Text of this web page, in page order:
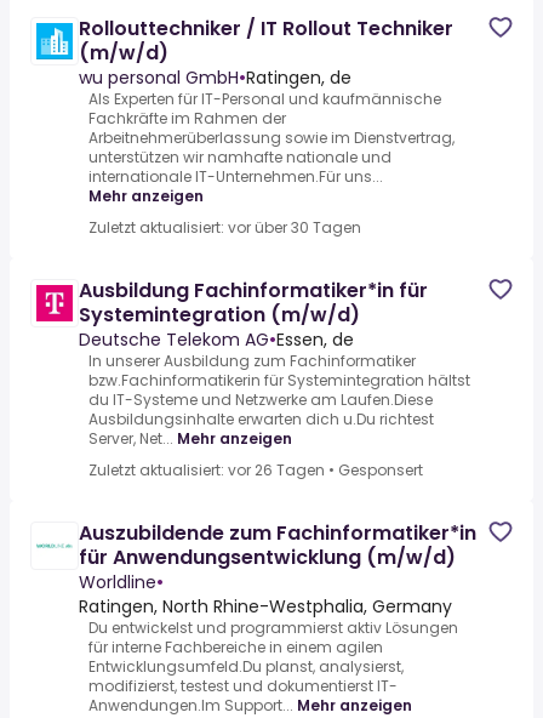
Rollouttechniker / IT Rollout Techniker
(m/w/d)
wu personal GmbH•Ratingen, de
Als Experten für IT-Personal und kaufmännische
Fachkräfte im Rahmen der
Arbeitnehmerüberlassung sowie im Dienstvertrag,
unterstützen wir namhafte nationale und
internationale IT-Unternehmen.Für uns...
Mehr anzeigen
Zuletzt aktualisiert: vor über 30 Tagen
Ausbildung Fachinformatiker*in für
Systemintegration (m/w/d)
Deutsche Telekom AG•Essen, de
In unserer Ausbildung zum Fachinformatiker
bzw.Fachinformatikerin für Systemintegration hältst
du IT-Systeme und Netzwerke am Laufen.Diese
Ausbildungsinhalte erwarten dich u.Du richtest
Server, Net... Mehr anzeigen
Zuletzt aktualisiert: vor 26 Tagen • Gesponsert
Auszubildende zum Fachinformatiker*in
für Anwendungsentwicklung (m/w/d)
Worldline•
Ratingen, North Rhine-Westphalia, Germany
Du entwickelst und programmierst aktiv Lösungen
für interne Fachbereiche in einem agilen
Entwicklungsumfeld.Du planst, analysierst,
modifizierst, testest und dokumentierst IT-
Anwendungen.Im Support... Mehr anzeigen